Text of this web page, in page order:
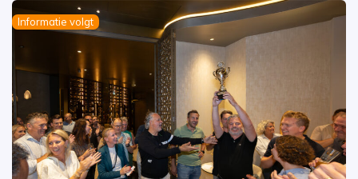
Informatie volgt